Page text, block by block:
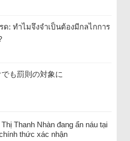
ด: ทำไมจึงจำเป็นต้องมีกลไกการ
も罰則の対象に
Thanh Nhàn đang ẩn náu tại
thức xác nhận